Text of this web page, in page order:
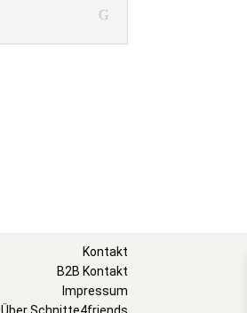
Kontakt
B2B Kontakt
Impressum
Über Schnitte4friends